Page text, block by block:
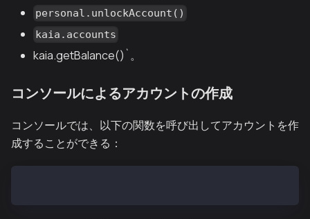
personal.unlockAccount()
kaia.accounts
kaia.getBalance()`。
コンソールによるアカウントの作成
コンソールでは、以下の関数を呼び出してアカウントを作
成することができる：